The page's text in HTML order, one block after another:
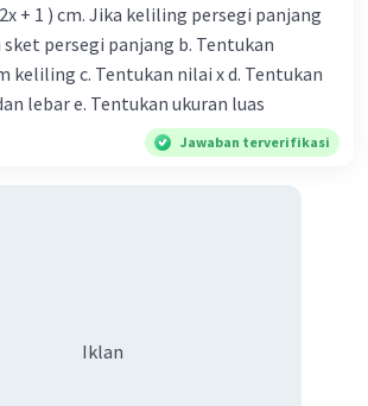
+ 1 ) cm. Jika keliling persegi panjang
sket persegi panjang b. Tentukan
keliling c. Tentukan nilai x d. Tentukan
lebar e. Tentukan ukuran luas
Jawaban terverifikasi
Iklan